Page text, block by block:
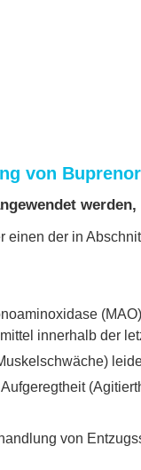
von
werden,
der in
innerhalb der
von